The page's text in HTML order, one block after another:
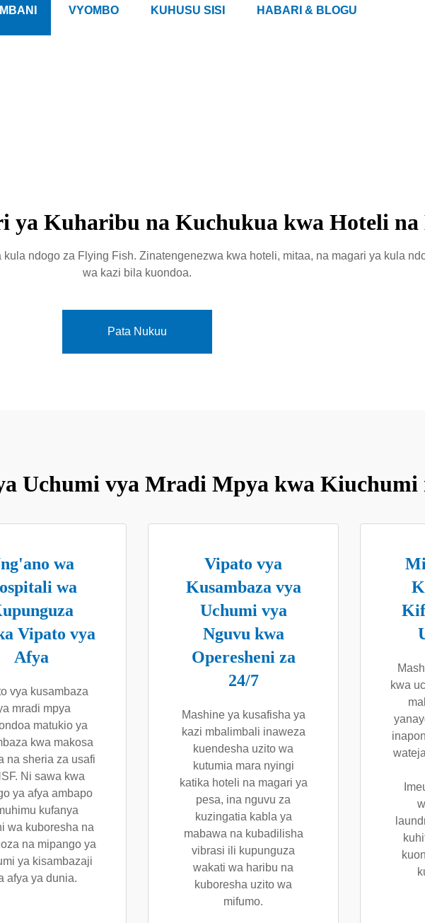
VYOMBO KUHUSU SISI HABARI & BLOGU
ya Kuharibu na Kuchukua kwa Hoteli
ndogo za Flying Fish. Zinatengenezwa kwa hoteli, mitaa, na magari ya kula
wa kazi bila kuondoa.
Pata Nukuu
Uchumi vya Mradi Mpya kwa Kiuchumi
wa
wa
Vipato vya
Afya
vya kusambaza
mradi mpya
matukio ya
kwa makosa
na sheria za usafi
Ni sawa kwa
ya afya ambapo
kufanya
wa kuboresha na
na mipango ya
ya kisambazaji
afya ya dunia.
Vipato vya
Kusambaza vya
Uchumi vya
Nguvu kwa
Operesheni za
24/7
Mashine ya kusafisha ya
kazi mbalimbali inaweza
kuendesha uzito wa
kutumia mara nyingi
katika hoteli na magari ya
pesa, ina nguvu za
kuzingatia kabla ya
mabawa na kubadilisha
vibrasi ili kupunguza
wakati wa haribu na
kuboresha uzito wa
mifumo.
kwa